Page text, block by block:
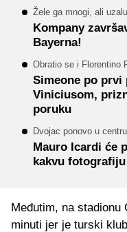
Žele ga mnogi, ali
Kompany
Bayerna!
Obratio se i Florentino
Simeone po
Viniciusom,
poruku
Dvojac ponovo u
Mauro Icardi će
kakvu
Međutim, na stadionu
minuti jer je turski